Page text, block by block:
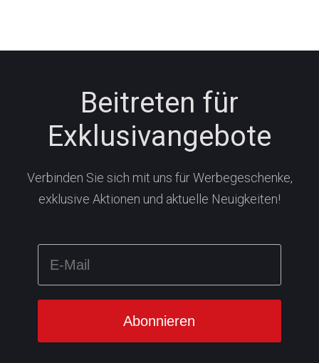
Beitreten für
Exklusivangebote
Verbinden Sie sich mit uns für Werbegeschenke,
exklusive Aktionen und aktuelle Neuigkeiten!